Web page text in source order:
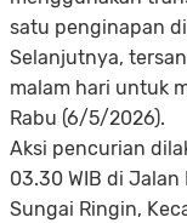
satu penginapan
Selanjutnya,
malam hari untuk
Rabu (6/5/2026).
Aksi pencurian
03.30 WIB di Jalan
Sungai Ringin,